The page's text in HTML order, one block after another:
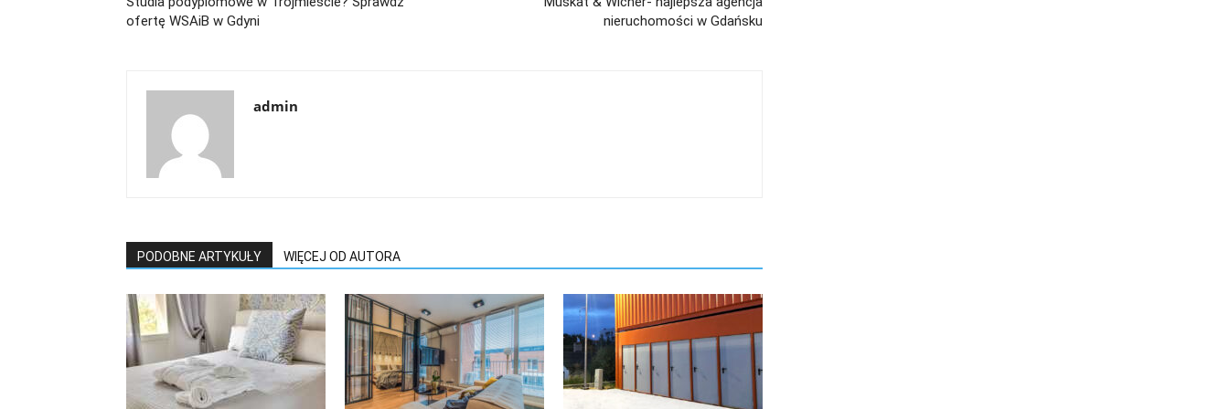
ofertę WSAiB w Gdyni
nieruchomości w Gdańsku
admin
PODOBNE ARTYKUŁY WIĘCEJ OD AUTORA